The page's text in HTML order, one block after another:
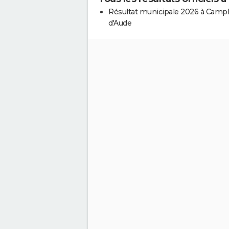
Résultat municipale 2026 à
d'Aude